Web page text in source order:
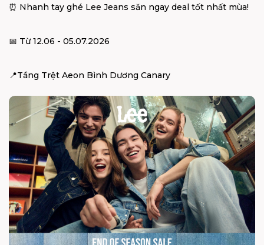
⏰ Nhanh tay ghé Lee Jeans săn ngay deal tốt nhất mùa!
📅 Từ 12.06 - 05.07.2026
📍Tầng Trệt Aeon Bình Dương Canary